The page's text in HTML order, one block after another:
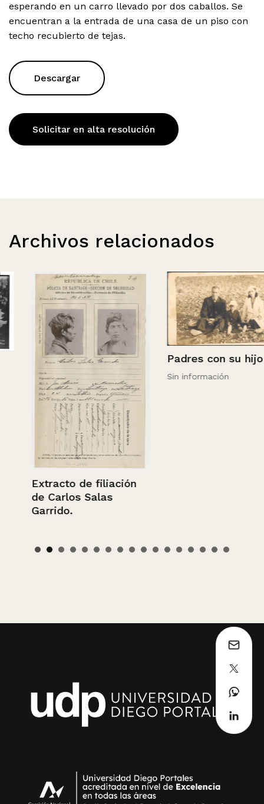
esperando en un carro llevado por dos caballos. Se
encuentran a la entrada de una casa de un piso con
techo recubierto de tejas.
Descargar
Solicitar en alta resolución
Archivos relacionados
Extracto de filiación
de Carlos Salas
Garrido.
Padres con su hijo
Sin información